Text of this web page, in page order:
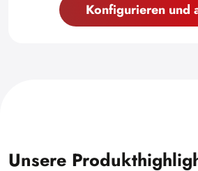
Konfigurieren und
Unsere